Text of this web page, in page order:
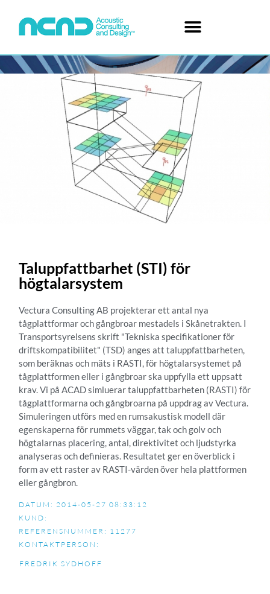
Taluppfattbarhet (STI) för
högtalarsystem
Vectura Consulting AB projekterar ett antal nya
tågplattformar och gångbroar mestadels i Skånetrakten. I
Transportsyrelsens skrift "Tekniska specifikationer för
driftskompatibilitet" (TSD) anges att taluppfattbarheten,
som beräknas och mäts i RASTI, för högtalarsystemet på
tågplattformen eller i gångbroar ska uppfylla ett uppsatt
krav. Vi på ACAD simluerar taluppfattbarheten (RASTI) för
tågplattformarna och gångbroarna på uppdrag av Vectura.
Simuleringen utförs med en rumsakustisk modell där
egenskaperna för rummets väggar, tak och golv och
högtalarnas placering, antal, direktivitet och ljudstyrka
analyseras och definieras. Resultatet ger en överblick i
form av ett raster av RASTI-värden över hela plattformen
eller gångbron.
DATUM: 2014-05-27 08:33:12
KUND:
REFERENSNUMMER: 11277
KONTAKTPERSON:
FREDRIK SYDHOFF